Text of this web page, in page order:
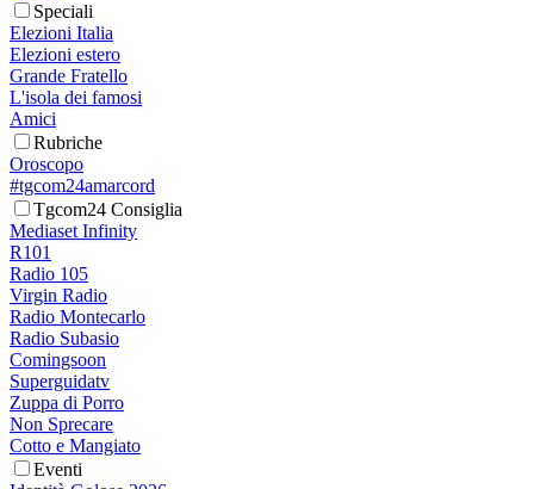
Speciali
Elezioni Italia
Elezioni estero
Grande Fratello
L'isola dei famosi
Amici
Rubriche
Oroscopo
#tgcom24amarcord
Tgcom24 Consiglia
Mediaset Infinity
R101
Radio 105
Virgin Radio
Radio Montecarlo
Radio Subasio
Comingsoon
Superguidatv
Zuppa di Porro
Non Sprecare
Cotto e Mangiato
Eventi